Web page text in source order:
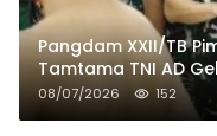
Pangdam XXII/TB
Tamtama TNI AD
08/07/2026 152